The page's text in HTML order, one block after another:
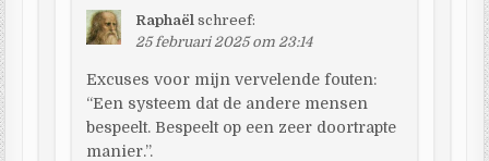
Raphaël schreef:
25 februari 2025 om 23:14
Excuses voor mijn vervelende fouten:
“Een systeem dat de andere mensen
bespeelt. Bespeelt op een zeer doortrapte
manier.”.